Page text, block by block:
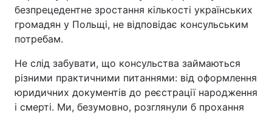
безпрецедентне зростання кількості українських
громадян у Польщі, не відповідає консульським
потребам.
Не слід забувати, що консульства займаються
різними практичними питаннями: від оформлення
юридичних документів до реєстрації народження
і смерті. Ми, безумовно, розглянули б прохання